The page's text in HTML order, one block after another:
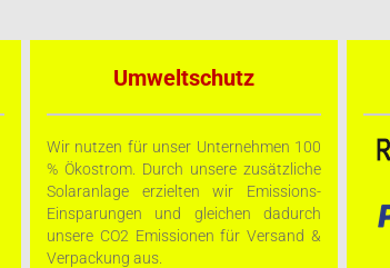
Umweltschutz
Wir nutzen für unser Unternehmen 100
% Ökostrom. Durch unsere zusätzliche
Solaranlage erzielten wir Emissions-
Einsparungen und gleichen dadurch
unsere CO2 Emissionen für Versand &
Verpackung aus.